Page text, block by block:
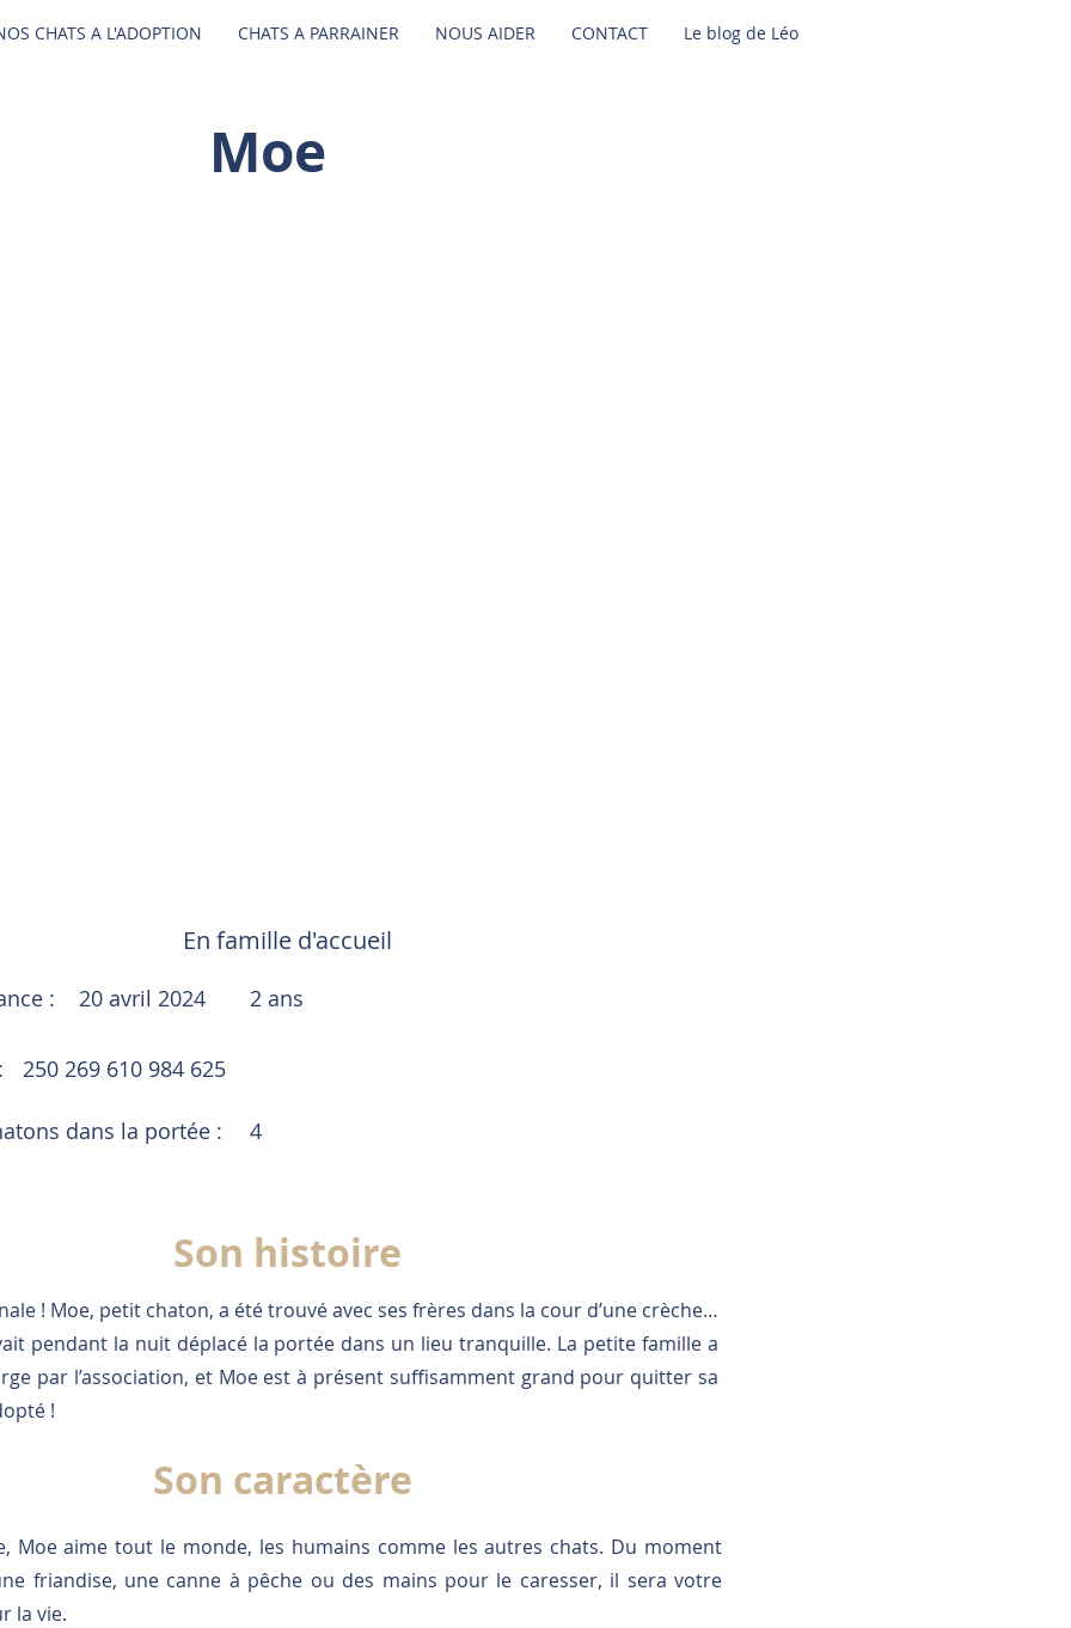
CHATS A L'ADOPTION CHATS A PARRAINER NOUS AIDER CONTACT Le blog de Léo
Moe
En famille d'accueil
: 20 avril 2024 2 ans
250 269 610 984 625
dans la portée : 4
Son histoire
! Moe, petit chaton, a été trouvé avec ses frères dans la cour d’une crèche…
pendant la nuit déplacé la portée dans un lieu tranquille. La petite famille a
par l’association, et Moe est à présent suffisamment grand pour quitter sa
!
Son caractère
Moe aime tout le monde, les humains comme les autres chats. Du moment
friandise, une canne à pêche ou des mains pour le caresser, il sera votre
la vie.